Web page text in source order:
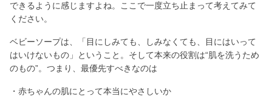
できるように感じますよね。ここで一度立ち止まって考えてみて
ください。
ベビーソープは、「目にしみても、しみなくても、目にはいって
はいけないもの」ということ。そして本来の役割は“肌を洗うため
のもの”。つまり、最優先すべきなのは
・赤ちゃんの肌にとって本当にやさしいか